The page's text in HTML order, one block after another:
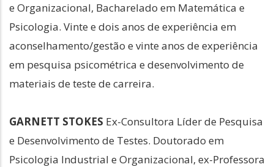
e Organizacional, Bacharelado em Matemática e
Psicologia. Vinte e dois anos de experiência em
aconselhamento/gestão e vinte anos de experiência
em pesquisa psicométrica e desenvolvimento de
materiais de teste de carreira.
GARNETT STOKES Ex-Consultora Líder de Pesquisa
e Desenvolvimento de Testes. Doutorado em
Psicologia Industrial e Organizacional, ex-Professora